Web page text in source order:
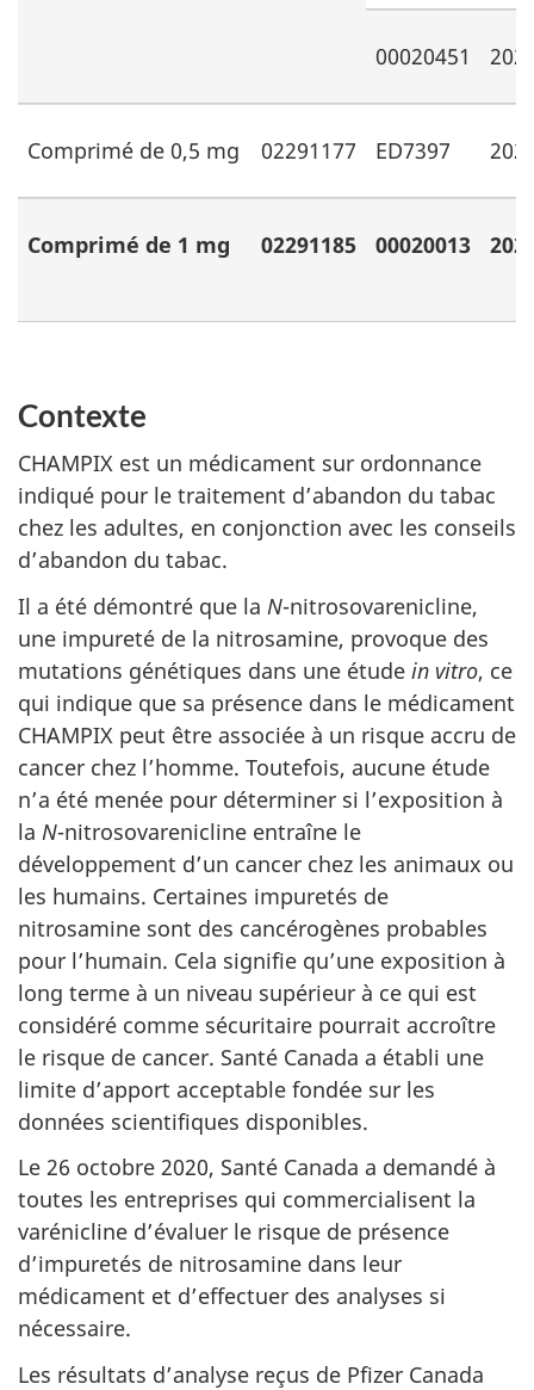
00020451
Comprimé de 0,5 mg 02291177 ED7397
Comprimé de 1 mg 02291185 00020013
Contexte
CHAMPIX est un médicament sur ordonnance
indiqué pour le traitement d’abandon du tabac
chez les adultes, en conjonction avec les conseils
d’abandon du tabac.
Il a été démontré que la N-nitrosovarenicline,
une impureté de la nitrosamine, provoque des
mutations génétiques dans une étude in vitro, ce
qui indique que sa présence dans le médicament
CHAMPIX peut être associée à un risque accru de
cancer chez l’homme. Toutefois, aucune étude
n’a été menée pour déterminer si l’exposition à
la N-nitrosovarenicline entraîne le
développement d’un cancer chez les animaux ou
les humains. Certaines impuretés de
nitrosamine sont des cancérogènes probables
pour l’humain. Cela signifie qu’une exposition à
long terme à un niveau supérieur à ce qui est
considéré comme sécuritaire pourrait accroître
le risque de cancer. Santé Canada a établi une
limite d’apport acceptable fondée sur les
données scientifiques disponibles.
Le 26 octobre 2020, Santé Canada a demandé à
toutes les entreprises qui commercialisent la
varénicline d’évaluer le risque de présence
d’impuretés de nitrosamine dans leur
médicament et d’effectuer des analyses si
nécessaire.
Les résultats d’analyse reçus de Pfizer Canada